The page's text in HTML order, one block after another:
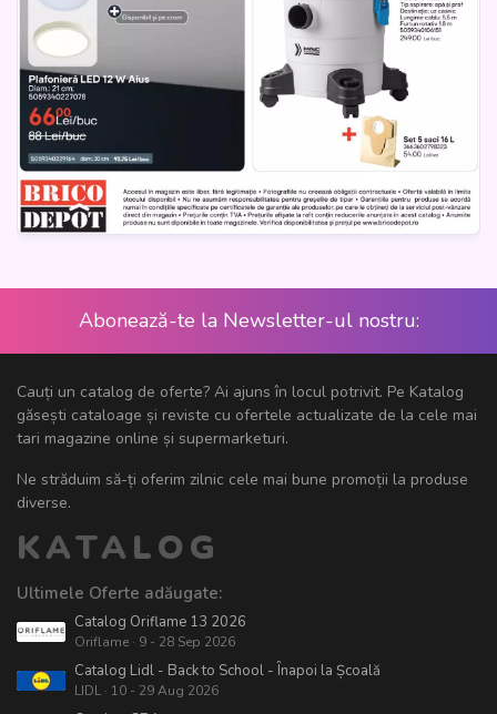
Abonează-te la Newsletter-ul nostru:
Cauți un catalog de oferte? Ai ajuns în locul potrivit. Pe Katalog
găsești cataloage și reviste cu ofertele actualizate de la cele mai
tari magazine online și supermarketuri.
Ne străduim să-ți oferim zilnic cele mai bune promoții la produse
diverse.
KATALOG
Ultimele Oferte adăugate:
Catalog Oriflame 13 2026
Oriflame · 9 - 28 Sep 2026
Catalog Lidl - Back to School - Înapoi la Școală
LIDL · 10 - 29 Aug 2026